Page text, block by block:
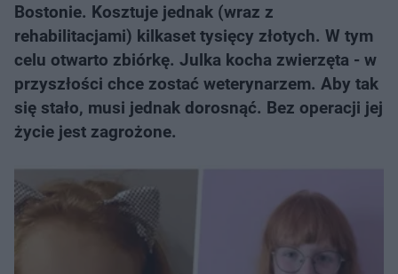
Bostonie. Kosztuje jednak (wraz z
rehabilitacjami) kilkaset tysięcy złotych. W tym
celu otwarto zbiórkę. Julka kocha zwierzęta - w
przyszłości chce zostać weterynarzem. Aby tak
się stało, musi jednak dorosnąć. Bez operacji jej
życie jest zagrożone.